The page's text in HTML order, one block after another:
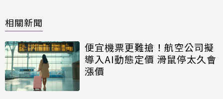
相關新聞
便宜機票更難搶！航空公司擬
導入AI動態定價 滑鼠停太久會
漲價